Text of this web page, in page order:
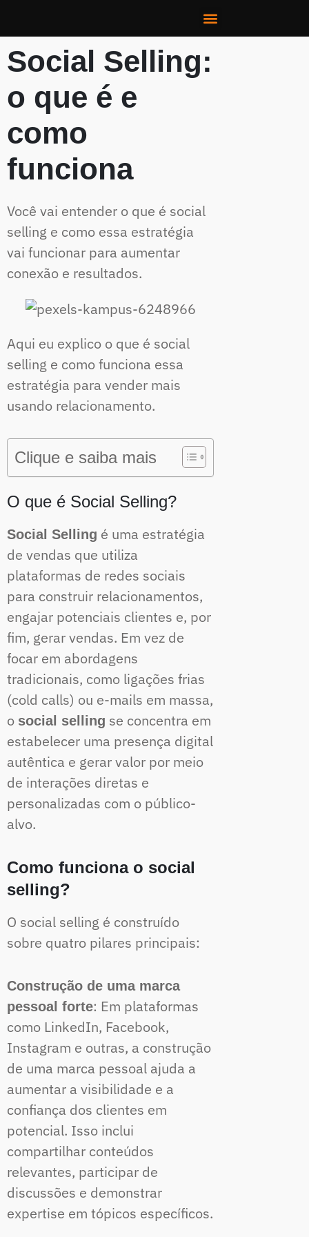
Social Selling:
o que é e
como
funciona
Você vai entender o que é social
selling e como essa estratégia
vai funcionar para aumentar
conexão e resultados.
Aqui eu explico o que é social
selling e como funciona essa
estratégia para vender mais
usando relacionamento.
Clique e saiba mais
O que é Social Selling?
Social Selling é uma estratégia
de vendas que utiliza
plataformas de redes sociais
para construir relacionamentos,
engajar potenciais clientes e, por
fim, gerar vendas. Em vez de
focar em abordagens
tradicionais, como ligações frias
(cold calls) ou e-mails em massa,
o social selling se concentra em
estabelecer uma presença digital
autêntica e gerar valor por meio
de interações diretas e
personalizadas com o público-
alvo.
Como funciona o social
selling?
O social selling é construído
sobre quatro pilares principais:
Construção de uma marca
pessoal forte: Em plataformas
como LinkedIn, Facebook,
Instagram e outras, a construção
de uma marca pessoal ajuda a
aumentar a visibilidade e a
confiança dos clientes em
potencial. Isso inclui
compartilhar conteúdos
relevantes, participar de
discussões e demonstrar
expertise em tópicos específicos.